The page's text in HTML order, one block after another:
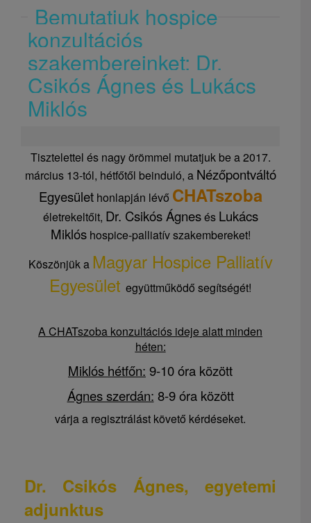
Bemutatjuk hospice
konzultációs
szakembereinket: Dr.
Csikós Ágnes és Lukács
Miklós
Tisztelettel és nagy örömmel mutatjuk be a 2017.
március 13-tól, hétfőtől beinduló, a Nézőpontváltó
Egyesülethonlapján lévő CHATszoba
életrekeltőit, Dr. Csikós Ágnesés Lukács
Miklóshospice-palliatív szakembereket!
Köszönjük a Magyar Hospice Palliatív
Egyesület együttműködő segítségét!
A CHATszoba konzultációs ideje alatt minden
héten:
Miklós hétfőn: 9-10 óra között
Ágnes szerdán: 8-9 óra között
várja a regisztrálást követő kérdéseket.
Dr. Csikós Ágnes, egyetemi
adjunktus